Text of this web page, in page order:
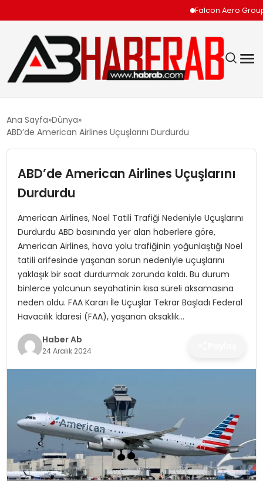
Falcon Aero Group,
SIYASET
SPOR
SAĞLIK
MAGAZIN
Ana Sayfa Dünya
ABD’de American Airlines Uçuşlarını Durdurdu
ABD’de American Airlines Uçuşlarını
Durdurdu
American Airlines, Noel Tatili Trafiği Nedeniyle Uçuşlarını
Durdurdu ABD basınında yer alan haberlere göre,
American Airlines, hava yolu trafiğinin yoğunlaştığı Noel
tatili arifesinde yaşanan sorun nedeniyle uçuşlarını
yaklaşık bir saat durdurmak zorunda kaldı. Bu durum
binlerce yolcunun seyahatinin kısa süreli aksamasına
neden oldu. FAA Kararı İle Uçuşlar Tekrar Başladı Federal
Havacılık İdaresi (FAA), yaşanan aksaklık…
Haber Ab
24 Aralık 2024